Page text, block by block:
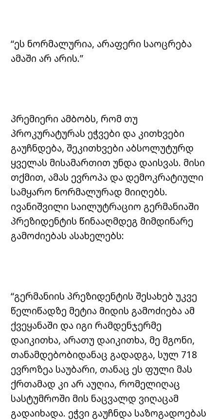
“ეს ნორმალურია, არაფერი საოცრება
ამაში არ არის.”
პრემიერი ამბობს, რომ თუ
პროკურატურას ეჭვები და კითხვები
გაუჩნდება, შეკითხვები აბსოლუტურდ
ყველას მისამართით უნდა დაისვას. მისი
თქმით, ამას ევროპა და დემოკრატიული
სამყარო ნორმალურად მიიღებს.
ივანიშვილი საილუტრაციო გერმანიაში
პრეზიდენტის წინააღმდეგ მიმდინარე
გამოძიებას ასახელებს:
“გერმანიის პრეზიდენტის შესახებ უკვე
წელიწადზე მეტია მიდის გამოძიება ამ
ქვეყანაში და იგი რამდენჯერმე
დაიკითხა, არათუ დაიკითხა, მე მგონი,
თანამდებობიდანაც გადადგა, სულ 718
ევროზეა საუბარი, თანაც ეს ფული მას
ქრთამად კი არ აუღია, რომელიღაც
სასტუმროში მის ნაცვალდ ვიღაცამ
გადაიხადა. ეჭვი გაუჩნდა საზოგადოებას